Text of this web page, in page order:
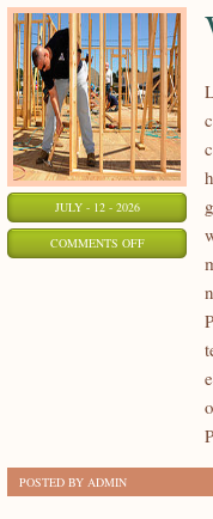
JULY - 12 - 2026
COMMENTS OFFON
POSTED BY ADMIN